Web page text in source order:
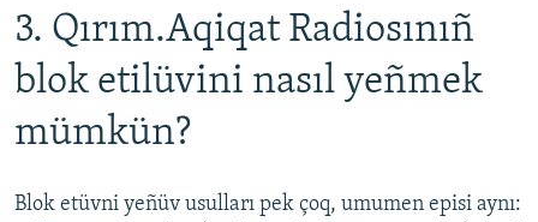
3. Qırım.Aqiqat Radiosınıñ
blok etilüvini nasıl yeñmek
mümkün?
Blok etüvni yeñüv usulları pek çoq, umumen episi aynı: